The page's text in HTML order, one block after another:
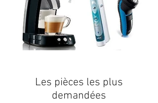
Les pièces les plus
demandées